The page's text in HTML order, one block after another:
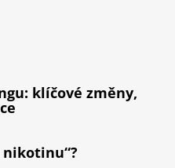
klíčové změny,
nikotinu“?